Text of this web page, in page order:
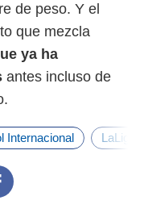
de peso. Y el
que mezcla
ya ha
antes incluso de
Internacional LaLiga